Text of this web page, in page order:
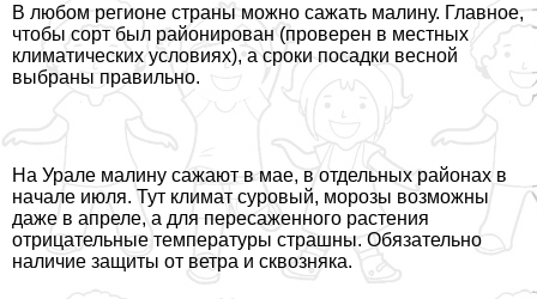
В любом регионе страны можно сажать малину. Главное,
чтобы сорт был районирован (проверен в местных
климатических условиях), а сроки посадки весной
выбраны правильно.
На Урале малину сажают в мае, в отдельных районах в
начале июля. Тут климат суровый, морозы возможны
даже в апреле, а для пересаженного растения
отрицательные температуры страшны. Обязательно
наличие защиты от ветра и сквозняка.